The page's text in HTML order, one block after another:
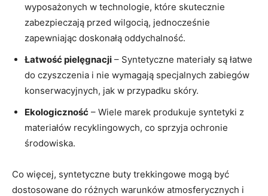
wyposażonych w technologie, które skutecznie
zabezpieczają przed wilgocią, jednocześnie
zapewniając doskonałą oddychalność.
Łatwość pielęgnacji – Syntetyczne materiały są łatwe
do czyszczenia i nie wymagają specjalnych zabiegów
konserwacyjnych, jak w przypadku skóry.
Ekologiczność – Wiele marek produkuje syntetyki z
materiałów recyklingowych, co sprzyja ochronie
środowiska.
Co więcej, syntetyczne buty trekkingowe mogą być
dostosowane do różnych warunków atmosferycznych i